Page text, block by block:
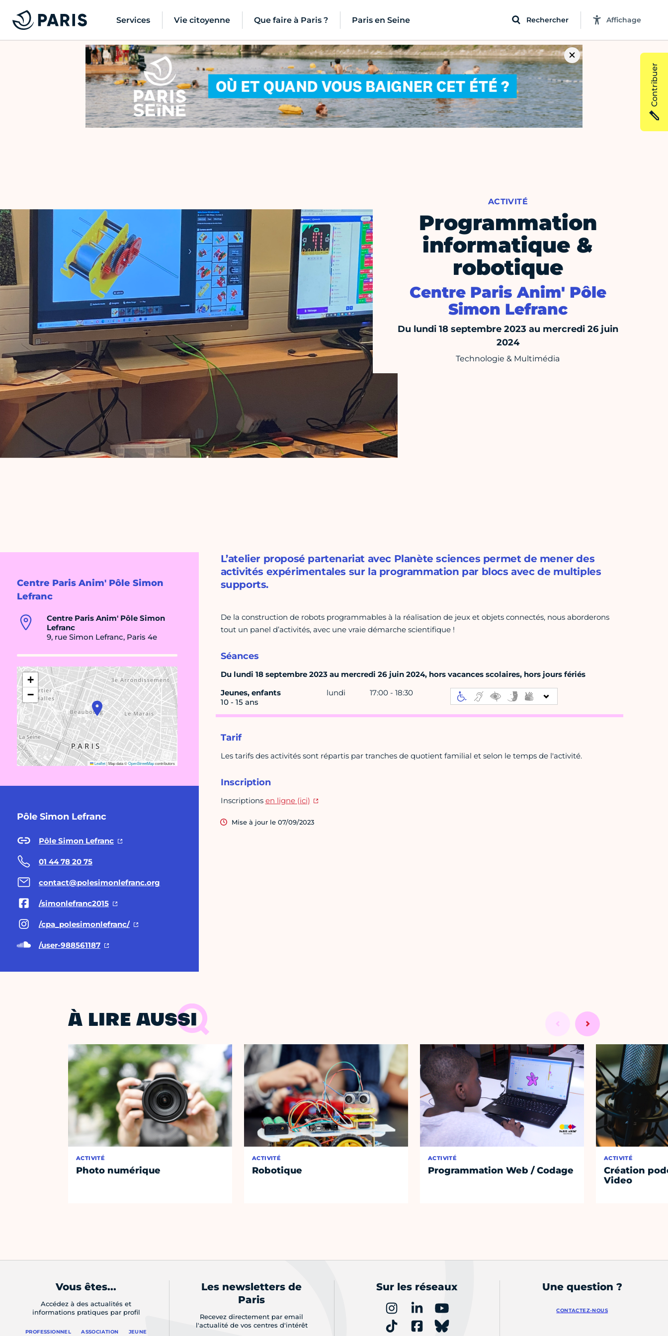
Services Vie citoyenne Que faire à Paris ? Paris en Seine Rechercher Affichage
ACTIVITÉ
Programmation
informatique &
robotique
Centre Paris Anim' Pôle
Simon Lefranc
Du lundi 18 septembre 2023 au mercredi 26 juin
2024
Technologie & Multimédia
Centre Paris Anim' Pôle Simon
Lefranc
Centre Paris Anim' Pôle Simon
Lefranc
9, rue Simon Lefranc, Paris 4e
+
−
Leaflet|Map data ©OpenStreetMapcontributors
Pôle Simon Lefranc
Pôle Simon Lefranc
01 44 78 20 75
contact@polesimonlefranc.org
/simonlefranc2015
/cpa_polesimonlefranc/
/user-988561187
L’atelier proposé partenariat avec Planète sciences permet de mener des
activités expérimentales sur la programmation par blocs avec de multiples
supports.
De la construction de robots programmables à la réalisation de jeux et objets connectés, nous aborderons
tout un panel d’activités, avec une vraie démarche scientifique !
Séances
Du lundi 18 septembre 2023 au mercredi 26 juin 2024, hors vacances scolaires, hors jours fériés
Jeunes, enfants
10 - 15 ans
lundi 17:00 - 18:30
Tarif
Les tarifs des activités sont répartis par tranches de quotient familial et selon le temps de l'activité.
Inscription
Inscriptions en ligne (ici)
Mise à jour le 07/09/2023
À LIRE AUSSI
ACTIVITÉ
Photo numérique
ACTIVITÉ
Robotique
ACTIVITÉ
Programmation Web / Codage
ACTIVITÉ
Création
Video
Contribuer
Vous êtes...
Accédez à des actualités et
informations pratiques par profil
PROFESSIONNEL ASSOCIATION JEUNE
Les newsletters de
Paris
Recevez directement par email
l'actualité de vos centres d'intérêt
Sur les réseaux Une question ?
CONTACTEZ-NOUS